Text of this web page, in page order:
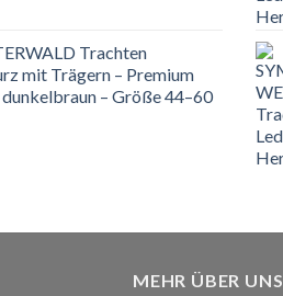
€.
Trachten
mit Trägern – Premium
– Größe 44–60
MEHR ÜBER UNS